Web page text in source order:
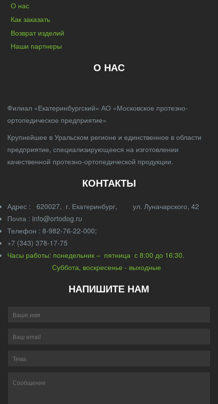
О нас
Как заказать
Возврат изделий
Наши партнеры
О НАС
Филиал «Екатеринбургский» АО «Московское протезно-
ортопедическое предприятие»
Крупнейшее в Уральском регионе и единственное в области
предприятие, специализирующееся на изготовлении
качественной протезно-ортопедической продукции.
КОНТАКТЫ
Адрес : 620027, г. Екатеринбург, ул. Луначарского, 42
Почта : info@ortodog.ru
Телефон : 8-982-76-22-000;
+7 (343) 378-17-75
Часы работы: понедельник – пятница с 8:00 до 16:30.
Суббота, воскресенье - выходные
НАПИШИТЕ НАМ